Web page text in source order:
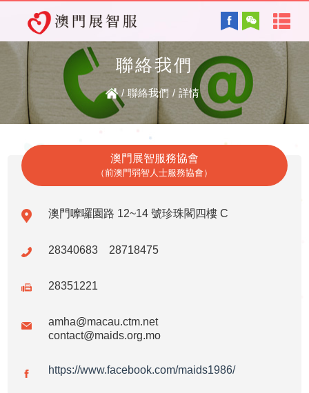
首
頁
於
我
協會背景及方針
服務內容
智障的認識
協
會
資
訊
最新資訊
活動預告
English
聯絡我們
/ 聯絡我們 / 詳情
澳門展智服務協會
（前澳門弱智人士服務協會）
澳門嚤囉園路 12~14 號珍珠閣四樓 C
28340683 28718475
28351221
amha@macau.ctm.net
contact@maids.org.mo
https://www.facebook.com/maids1986/